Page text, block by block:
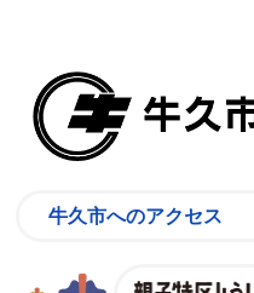
牛久市へのアクセス